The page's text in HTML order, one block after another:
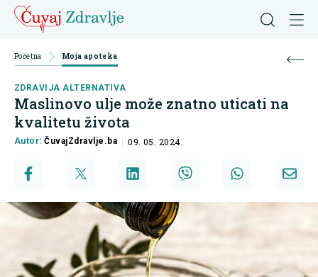
Početna Moja apoteka
ZDRAVIJA ALTERNATIVA
Maslinovo ulje može znatno uticati na
kvalitetu života
Autor:ČuvajZdravlje.ba 09. 05. 2024.